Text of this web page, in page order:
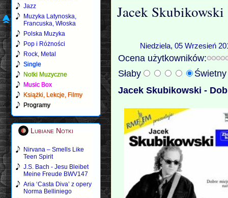
Jazz
Muzyka Latynoska,
Francuska, Włoska
Polska Muzyka
Pop i Różności
Rock, Metal
Single
Notki Muzyczne
Music Box
Książki, Lekcje, Filmy
Programy
Lubiane Notki
Nirvana – Smells Like
Teen Spirit
J.S. Bach - Jesu Bleibet
Meine Freude BWV147
Aria ‘Casta Diva’ z opery
Norma Belliniego
Jacek
Niedziela, 05 Wrzesień
Ocena użytkowników:
Słaby
Jacek Skubikowski -